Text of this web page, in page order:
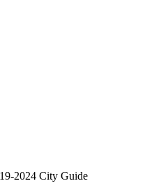
2024 City Guide